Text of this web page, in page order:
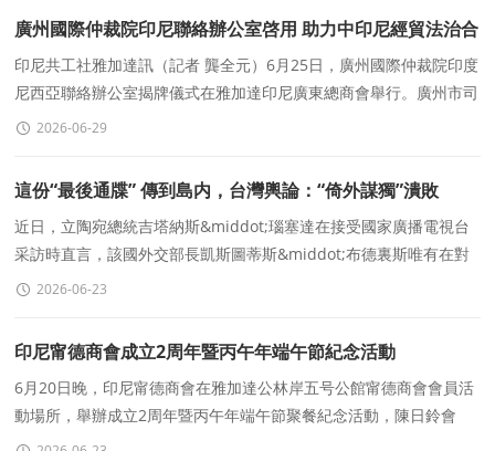
廣州國際仲裁院印尼聯絡辦公室啓用 助力中印尼經貿法治合
作
印尼共工社雅加達訊（記者 龔全元）6月25日，廣州國際仲裁院印度
尼西亞聯絡辦公室揭牌儀式在雅加達印尼廣東總商會舉行。廣州市司
法局、廣州市律師協會、調解協會
2026-06-29
這份“最後通牒” 傳到島内，台灣輿論：“倚外謀獨”潰敗
近日，立陶宛總統吉塔納斯&middot;瑙塞達在接受國家廣播電視台
采訪時直言，該國外交部長凱斯圖蒂斯&middot;布德裏斯唯有在對
華關系上“搞好”，才能保住職位。瑙塞達這
2026-06-23
印尼甯德商會成立2周年暨丙午年端午節紀念活動
6月20日晚，印尼甯德商會在雅加達公林岸五号公館甯德商會會員活
動場所，舉辦成立2周年暨丙午年端午節聚餐紀念活動，陳日鈴會
長、世界锺氏宗親會總主席、本商會榮譽會長鍾延籌、中印商務協會